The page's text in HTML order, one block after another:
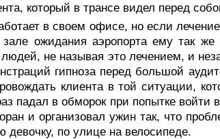
который в трансе видел перед
в своем офисе, но если
ожидания аэропорта ему так же
не называя это лечением, и
гипноза перед большой
клиента в той ситуации,
падал в обморок при попытке войти
и орга­низовал ужин так, что
девочку, по улице на велоси­педе.